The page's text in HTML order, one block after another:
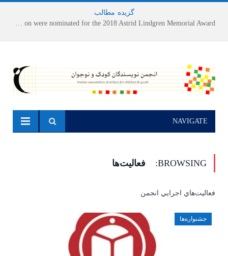
گزیده مطالب
NAVIGATE
BROWSING: فعالیت‌ها
فعاليت‌هاي اجرايي انجمن
جشنواره‌ها